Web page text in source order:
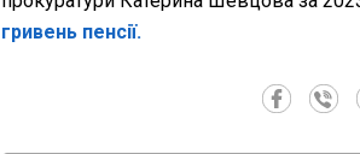
гривень пенсії.